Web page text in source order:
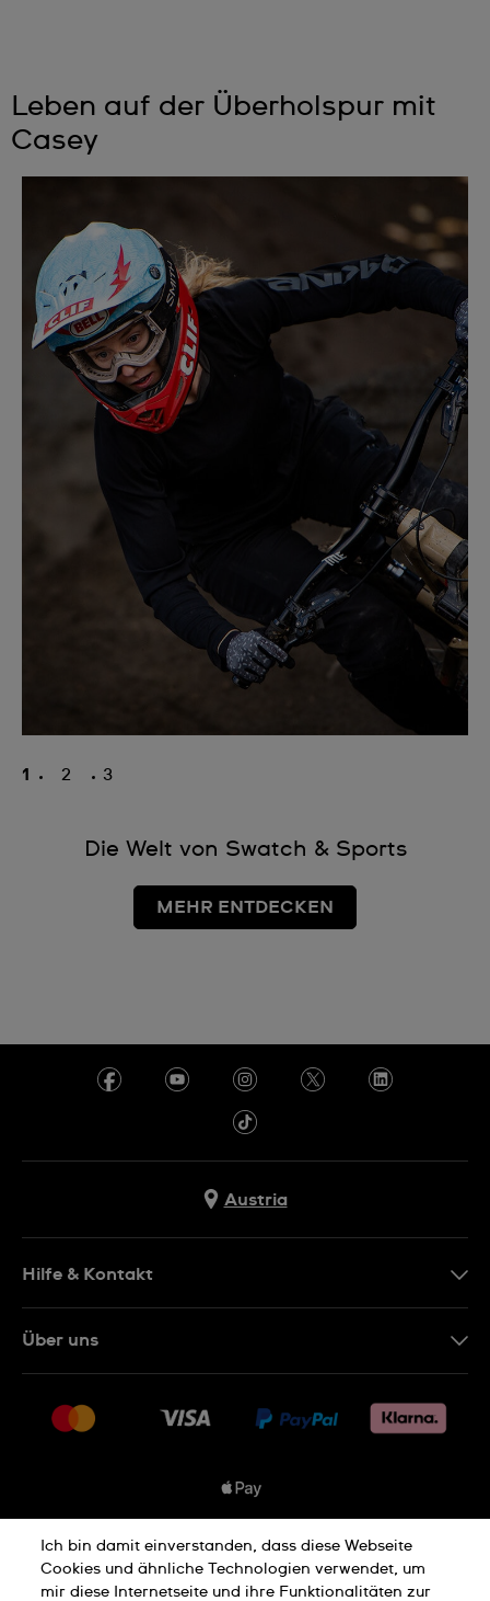
Leben auf der Überholspur mit
Casey
1 2 3
Die Welt von Swatch & Sports
MEHR ENTDECKEN
Austria
Hilfe & Kontakt
Rückgaberecht
Über uns
Jobs
Datenschutzbedingungen
Ich bin damit einverstanden, dass diese Webseite
Cookies und ähnliche Technologien verwendet, um
mir diese Internetseite und ihre Funktionalitäten zur